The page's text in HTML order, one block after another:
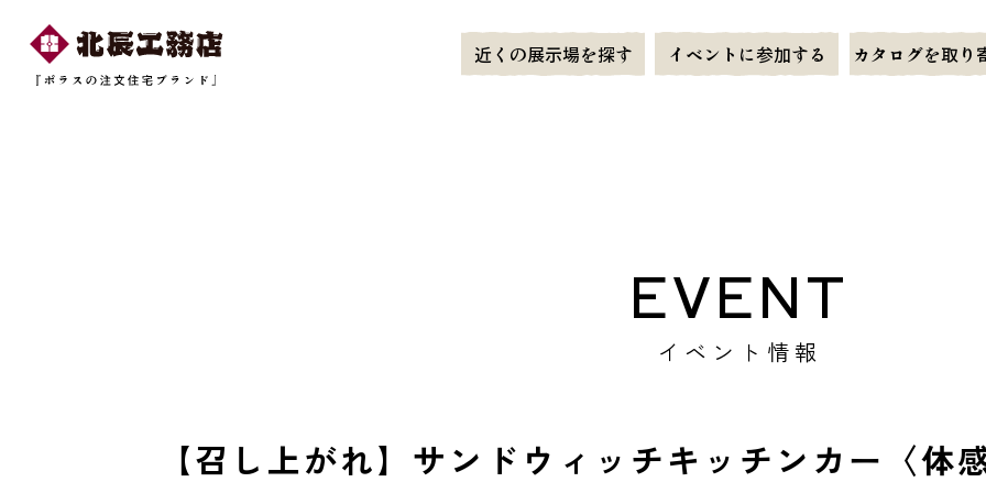
近くの展示場を探す イベントに参加する カタログを取り
EVENT
イベント情報
【召し上がれ】サンドウィッチキッチンカー〈体